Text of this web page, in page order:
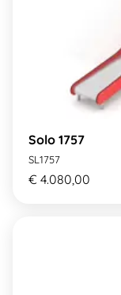
Solo 1757
SL1757
€ 4.080,00